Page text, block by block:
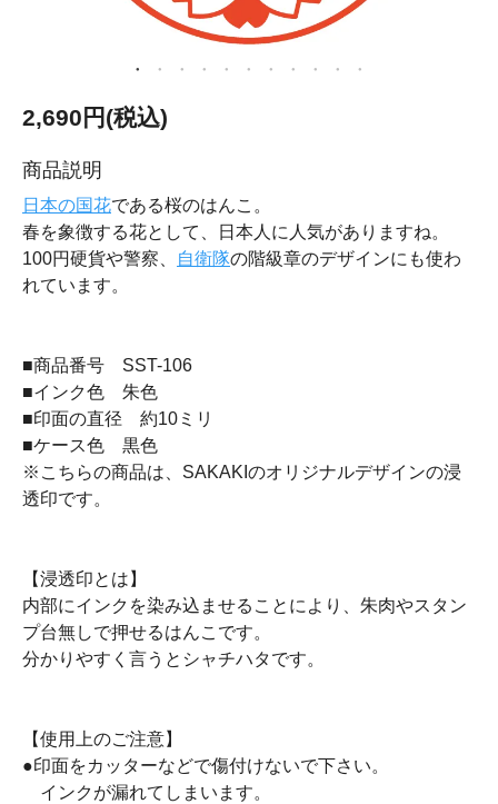
2,690円(税込)
商品説明
日本の国花である桜のはんこ。
春を象徴する花として、日本人に人気がありますね。
100円硬貨や警察、
自衛隊の階級章のデザインにも使わ
れています。
■商品番号 SST-106
■インク色 朱色
■印面の直径 約10ミリ
■ケース色 黒色
※こちらの商品は、SAKAKIのオリジナルデザインの浸
透印です。
【浸透印とは】
内部にインクを染み込ませることにより、朱肉やスタン
プ台無しで押せるはんこです。
分かりやすく言うとシャチハタです。
【使用上のご注意】
●印面をカッターなどで傷付けないで下さい。
インクが漏れてしまいます。